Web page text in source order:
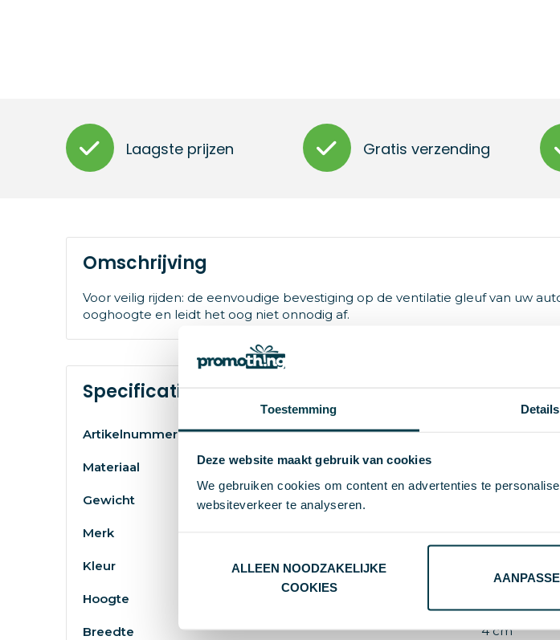
Toestemming Details
Deze website maakt gebruik van cookies
We gebruiken cookies om content en advertenties te
websiteverkeer te analyseren.
ALLEEN NOODZAKELIJKE
COOKIES
Laagste prijzen Gratis verzending
Omschrijving
Voor veilig rijden: de eenvoudige bevestiging op de ventilatie gleuf van uw
ooghoogte en leidt het oog niet onnodig af.
Specificaties
Artikelnummer
Materiaal
Gewicht
Merk
Kleur
Hoogte
Breedte 4 cm